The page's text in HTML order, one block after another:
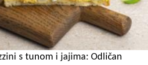
s tunom i jajima: Odličan